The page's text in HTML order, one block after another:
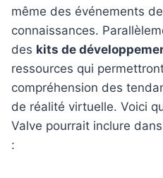
même des événements
connaissances.
des kits de
ressources qui
compréhension des
de réalité virtuelle. Voici
Valve pourrait inclure
: